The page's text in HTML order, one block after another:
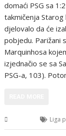
domaći PSG sa
takmičenja
djelovalo da će
pobjedu. Parižani
Marquinhosa
izjednačio se sa
PSG-a, 103).
Liga